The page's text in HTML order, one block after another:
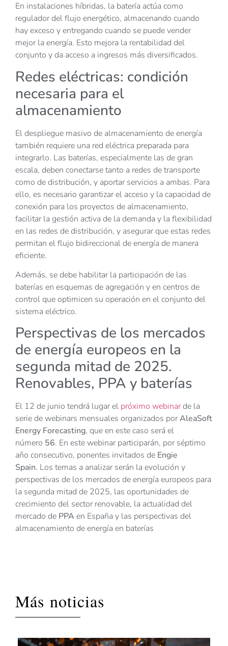
En instalaciones híbridas, la batería actúa como
regulador del flujo energético, almacenando cuando
hay exceso y entregando cuando se puede vender
mejor la energía. Esto mejora la rentabilidad del
conjunto y da acceso a ingresos más diversificados.
Redes eléctricas: condición
necesaria para el
almacenamiento
El despliegue masivo de almacenamiento de energía
también requiere una red eléctrica preparada para
integrarlo. Las baterías, especialmente las de gran
escala, deben conectarse tanto a redes de transporte
como de distribución, y aportar servicios a ambas. Para
ello, es necesario garantizar el acceso y la capacidad de
conexión para los proyectos de almacenamiento,
facilitar la gestión activa de la demanda y la flexibilidad
en las redes de distribución, y asegurar que estas redes
permitan el flujo bidireccional de energía de manera
eficiente.
Además, se debe habilitar la participación de las
baterías en esquemas de agregación y en centros de
control que optimicen su operación en el conjunto del
sistema eléctrico.
Perspectivas de los mercados
de energía europeos en la
segunda mitad de 2025.
Renovables, PPA y baterías
El 12 de junio tendrá lugar el próximo webinarde la
serie de webinars mensuales organizados porAleaSoft
Energy Forecasting, que en este caso será el
número 56. En este webinar participarán, por séptimo
año consecutivo, ponentes invitados de Engie
Spain. Los temas a analizar serán la evolución y
perspectivas de los mercados de energía europeos para
la segunda mitad de 2025, las oportunidades de
crecimiento del sector renovable, la actualidad del
mercado de PPA en España y las perspectivas del
almacenamiento de energía en baterías
Más noticias